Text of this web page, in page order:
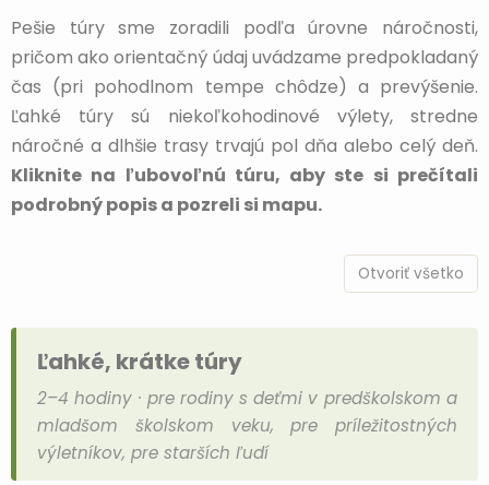
Pešie túry sme zoradili podľa úrovne náročnosti,
pričom ako orientačný údaj uvádzame predpokladaný
čas (pri pohodlnom tempe chôdze) a prevýšenie.
Ľahké túry sú niekoľkohodinové výlety, stredne
náročné a dlhšie trasy trvajú pol dňa alebo celý deň.
Kliknite na ľubovoľnú túru, aby ste si prečítali
podrobný popis a pozreli si mapu.
Otvoriť všetko
Ľahké, krátke túry
2–4 hodiny · pre rodiny s deťmi v predškolskom a
mladšom školskom veku, pre príležitostných
výletníkov, pre starších ľudí